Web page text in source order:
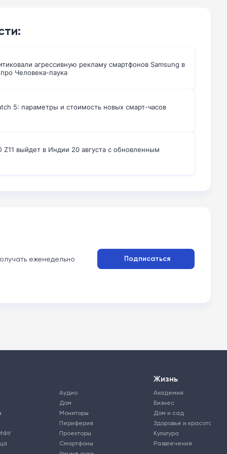
агрессивную рекламу смартфонов Samsung в
Человека-паука
5: параметры и стоимость новых смарт-часов
Z11 выйдет в Индии 20 августа с обновленным
еженедельно Подписаться
Аудио
Дом
Мониторы
Периферия
Проекторы
Смартфоны
Жизнь
Академия
Бизнес
Дом и сад
Здоровье и красота
Культура
Развлечения